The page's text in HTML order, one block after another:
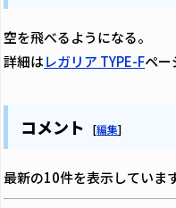
空を飛べるようになる。
詳細はレガリア TYPE-Fペー
コメント [編集]
最新の10件を表示していま